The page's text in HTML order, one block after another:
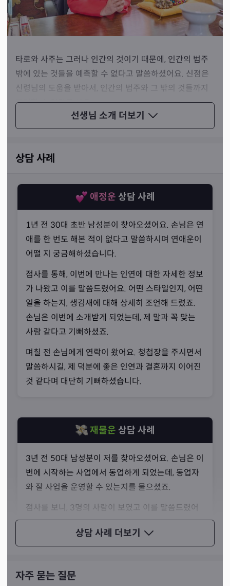
선생님 소개 더보기
타로와 사주는 그러나 인간의 것이기 때문에, 인간의 범주
밖에 있는 것들을 예측할 수 없다고 말씀하셨어요. 신점은
신령님의 도움을 받아서, 인간의 범주와 그 밖의 것들까지
통제할 수 있다고 해요.
굿, 치성이 아니더라도
“최대한 해 볼 방법을 알려드립니다.”
선생님께서는 매일 신령님께 한 가정만 더 살리게 도와달라
는 기도를 올린다고 말씀하셨어요. 세상에는 인간의 마음으
로만 해결할 수 없는 문제들이 대부분이고, 늘 그 문제들을
해결하기 위해 기도를 올리고 있는 것이죠.
그렇기 때문에 대부분의 경우 굿, 치성을 권유하지 않는다
상담 사례 더보기
상담 사례
애정운 상담 사례
1년 전 30대 초반 남성분이 찾아오셨어요. 손님은 연
애를 한 번도 해본 적이 없다고 말씀하시며 연애운이
어떨 지 궁금해하셨습니다.
점사를 통해, 이번에 만나는 인연에 대한 자세한 정보
가 나왔고 이를 말씀드렸어요. 어떤 스타일인지, 어떤
일을 하는지, 생김새에 대해 상세히 조언해 드렸죠.
손님은 이번에 소개받게 되었는데, 제 말과 꼭 맞는
사람 같다고 기뻐하셨죠.
며칠 전 손님에게 연락이 왔어요. 청첩장을 주시면서
말씀하시길, 제 덕분에 좋은 인연과 결혼까지 이어진
것 같다며 대단히 기뻐하셨습니다.
재물운 상담 사례
3년 전 50대 남성분이 저를 찾아오셨어요. 손님은 이
번에 시작하는 사업에서 동업하게 되었는데, 동업자
와 잘 사업을 운영할 수 있는지를 물으셨죠.
점사를 보니, 3명의 사람이 보였고 이를 말씀드렸어
요. 저는 그중 누구와 같이 일하는 게 좋을지 말씀드
렸고, 하지 말아야 할 것들을 조언해 드렸어요.
이 맞는 사람과 같이 일하다 보니 좋은 일들이 이어지
자주 묻는 질문